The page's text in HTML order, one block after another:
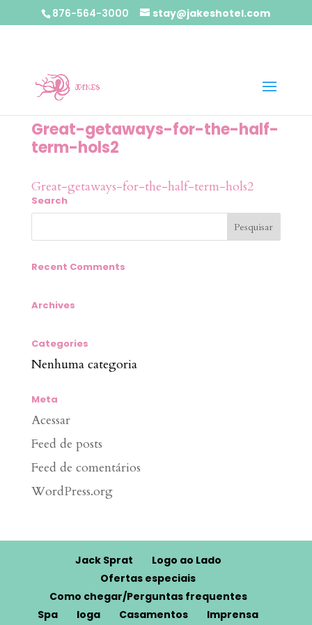
876-564-3000 stay@jakeshotel.com
Great-getaways-for-the-half-
term-hols2
Great-getaways-for-the-half-term-hols2
Search
Recent Comments
Archives
Categories
Nenhuma categoria
Meta
Acessar
Feed de posts
Feed de comentários
WordPress.org
Jack Sprat
Logo ao Lado
Ofertas especiais
Como chegar/Perguntas frequentes
Spa
Ioga Casamentos Imprensa